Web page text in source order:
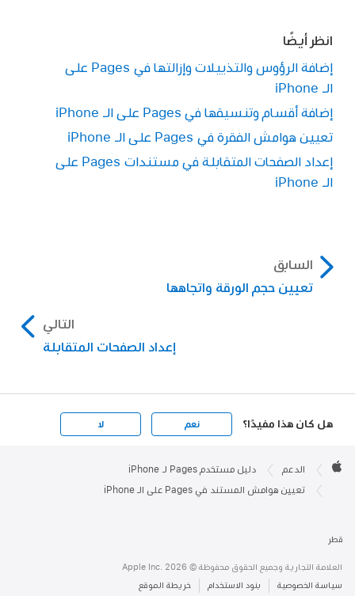
انظر أيضًا
إضافة الرؤوس والتذييلات وإزالتها في Pages على
الـ iPhone
إضافة أقسام وتنسيقها في Pages على الـ iPhone
تعيين هوامش الفقرة في Pages على الـ iPhone
إعداد الصفحات المتقابلة في مستندات Pages على
الـ iPhone
السابق
تعيين حجم الورقة واتجاهها
التالي
إعداد الصفحات المتقابلة
هل كان هذا مفيدًا؟ نعم لا
Footer

الدعم دليل مستخدم Pages لـ iPhone
تعيين هوامش المستند في Pages على الـ iPhone
قطر
العلامة التجارية وجميع الحقوق محفوظة © Apple Inc. 2026
سياسة الخصوصية بنود الاستخدام خريطة الموقع